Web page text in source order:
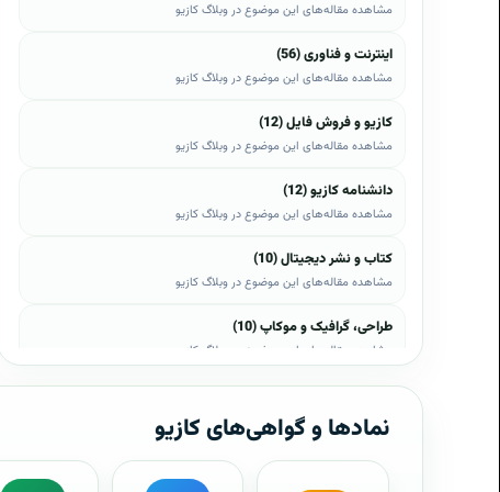
مشاهده مقاله‌های این موضوع در وبلاگ کازیو
اینترنت و فناوری (56)
مشاهده مقاله‌های این موضوع در وبلاگ کازیو
کازیو و فروش فایل (12)
مشاهده مقاله‌های این موضوع در وبلاگ کازیو
دانشنامه کازیو (12)
مشاهده مقاله‌های این موضوع در وبلاگ کازیو
کتاب و نشر دیجیتال (10)
مشاهده مقاله‌های این موضوع در وبلاگ کازیو
طراحی، گرافیک و موکاپ (10)
مشاهده مقاله‌های این موضوع در وبلاگ کازیو
مشاهده مقاله‌های این موضوع در وبلاگ کازیو
موبایل و اندروید (6)
مشاهده مقاله‌های این موضوع در وبلاگ کازیو
نمادها و گواهی‌های کازیو